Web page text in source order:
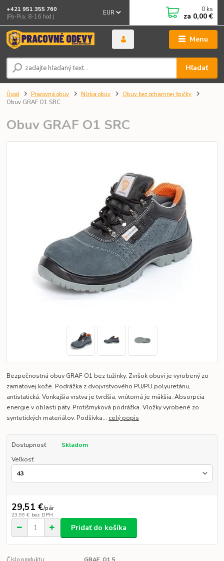
Menu
EUR
Hľadať
+421 951 355 760
(Po-Pia, 8-16 hod.)
0 ks
za 0,00 €
Úvod Pracovná obuv Nízka obuv
Obuv bez ocharnnej špičky
Obuv GRAF O1 SRC
Obuv GRAF O1 SRC
Bezpečnostná obuv GRAF O1 bez tužinky. Zvršok obuvi je vyrobený zo
zamatovej kože. Podrážka z dvojvrstvového PU/PU polyuretánu,
antistatická. Vonkajšia vrstva je tvrdšia, vnútorná je mäkšia. Absorpcia
energie v oblasti päty. Protišmyková podrážka. Vložky vyrobené zo
syntetických materiálov. Podšívka... celý popis
Dostupnosť
Skladom
Veľkosť
29,51 €/pár
23,99 € bez DPH
Pridať do košíka